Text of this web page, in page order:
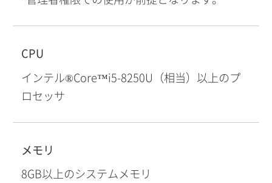
CPU
インテル®Core™i5-8250U（相当）以上のプ
ロセッサ
メモリ
8GB以上のシステムメモリ